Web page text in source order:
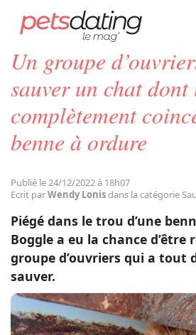
Chien
Chat
Tops
Sauvetages
PETS DATING ACTUALITÉS SAUVETAGES
Un groupe
sauver un chat
complètement
benne à ordure
Publié le 24/12/2022 à 18h07
Ecrit parWendy Lonisdans la catégorie
Piégé dans le trou d’une
Boggle a eu la chance d’être
groupe d’ouvriers qui a tout
sauver.